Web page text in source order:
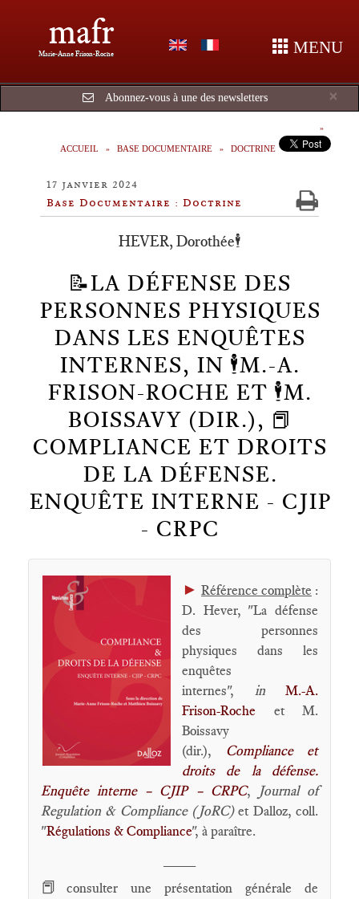
mafr
Marie-Anne Frison-Roche MENU
×
Abonnez-vous à une des newsletters
ACCUEIL BASE DOCUMENTAIRE DOCTRINE
17 janvier 2024
Base Documentaire : Doctrine
HEVER, Dorothée🕴️
📝LA DÉFENSE DES
PERSONNES PHYSIQUES
DANS LES ENQUÊTES
INTERNES, IN 🕴️M.-A.
FRISON-ROCHE ET 🕴️M.
BOISSAVY (DIR.), 📕
COMPLIANCE ET DROITS
DE LA DÉFENSE.
ENQUÊTE INTERNE - CJIP
- CRPC
► Référence complète :
D. Hever, "La défense
des personnes
physiques dans les
enquêtes
internes", in M.-A.
Frison-Roche et M.
Boissavy
(dir.), Compliance et
droits de la défense.
Enquête interne – CJIP – CRPC,
Journal of
Regulation & Compliance (JoRC)et Dalloz, coll.
"Régulations & Compliance", à paraître.
📕 consulter une présentation générale de